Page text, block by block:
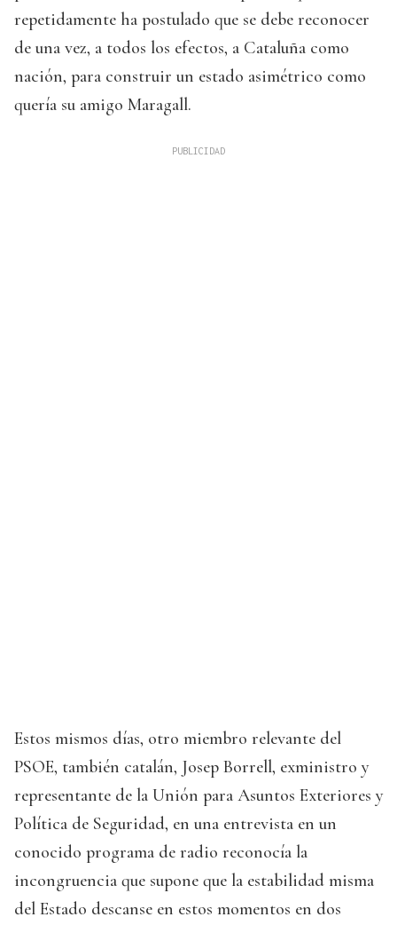
repetidamente ha postulado que se debe reconocer
de una vez, a todos los efectos, a Cataluña como
nación, para construir un estado asimétrico como
quería su amigo Maragall.
Estos mismos días, otro miembro relevante del
PSOE, también catalán, Josep Borrell, exministro y
representante de la Unión para Asuntos Exteriores y
Política de Seguridad, en una entrevista en un
conocido programa de radio reconocía la
incongruencia que supone que la estabilidad misma
del Estado descanse en estos momentos en dos